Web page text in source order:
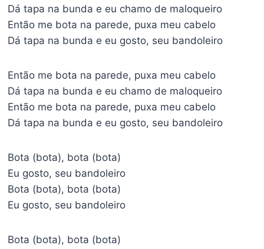
Dá tapa na bunda e eu chamo de maloqueiro
Então me bota na parede, puxa meu cabelo
Dá tapa na bunda e eu gosto, seu bandoleiro
Então me bota na parede, puxa meu cabelo
Dá tapa na bunda e eu chamo de maloqueiro
Então me bota na parede, puxa meu cabelo
Dá tapa na bunda e eu gosto, seu bandoleiro
Bota (bota), bota (bota)
Eu gosto, seu bandoleiro
Bota (bota), bota (bota)
Eu gosto, seu bandoleiro
Bota (bota), bota (bota)